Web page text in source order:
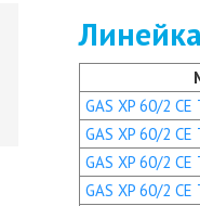
GAS XP 60/2 CE
GAS XP 60/2 CE
GAS XP 60/2 CE
GAS XP 60/2 CE